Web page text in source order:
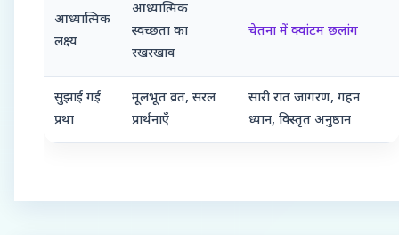
आध्यात्मिक
लक्ष्य
आध्यात्मिक
स्वच्छता का
रखरखाव
चेतना में क्वांटम छलांग
सुझाई गई
प्रथा
मूलभूत व्रत, सरल
प्रार्थनाएँ
सारी रात जागरण, गहन
ध्यान, विस्तृत अनुष्ठान